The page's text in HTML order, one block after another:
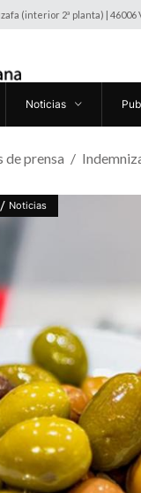
(interior 2ª planta) | 46006
Noticias
de prensa
/ Noticias